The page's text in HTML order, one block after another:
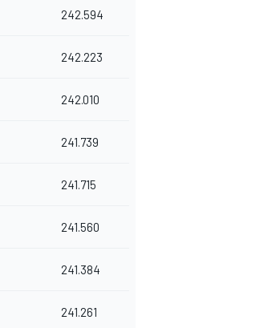
242.594
242.223
242.010
241.739
241.715
241.560
241.384
241.261